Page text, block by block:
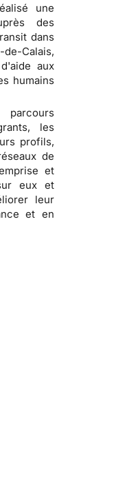
une
des
dans
Calais,
aux
humains
les
profils,
de
et
eux et
leur
et en